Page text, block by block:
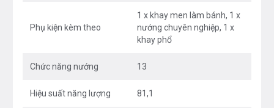
lò nướng đang hoạt động. Mặt trong cửa giúp giữ
nhiệt độ trong lò ổn định và mặt ngoài cách nhiệt an
Phụ kiện kèm theo
1 x khay men làm bánh, 1 x
nướng chuyên nghiệp, 1 x
khay phổ
Chức năng nướng 13
Hiệu suất năng lượng 81,1